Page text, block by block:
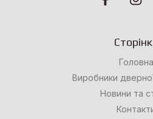
Головна
Виробники
Новини та